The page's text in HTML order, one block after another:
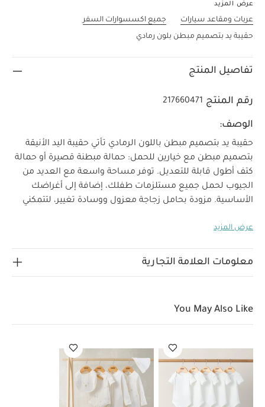
عرض المزيد
عربات ومقاعد سيارات
جميع اكسسوارات السفر
حقيبة يد بتصميم مبطن بلون رمادي
تفاصيل المنتج
رقم المنتج 217660471
الوصف:
حقيبة يد بتصميم مبطن باللون الرمادي تأتي حقيبة اليد الأنيقة
بتصميم مبطن مع خيارين للحمل: حمالة مبطنة قصيرة أو حمالة
كتف أطول قابلة للتعديل. توفر مساحة واسعة مع العديد من
الجيوب لحمل جميع مستلزمات طفلك، إضافة إلى أغراضك
الأساسية. مزودة بحامل زجاجة معزول ووسادة تغيير، لتتمكني
مبطن بلون رمادي ناعم، مع سحّابات بلمسة لامعة بلون
بسيطة وسريعة.لماذا تختارينها؟
حجم كبير مع عدد وافر من
الخصائص:
تصميم مبطن أنيق مع سحّابات فاخرة بلون
لخيارات حمل متعددة.
قماش مبطن ناعم يمنح إحساسًا
فاخرًا.
خامة سهلة التنظيف لراحة أكبر في الاستخدام اليومي.
مقصورات متعددة لتنظيم المحتويات. معلومات إضافية:
الأبعاد 51 سم × 17 سم × 35 سم الوزن 1.18 كغ
للوزن
عرض المزيد
معلومات العلامة التجارية
You May Also Like